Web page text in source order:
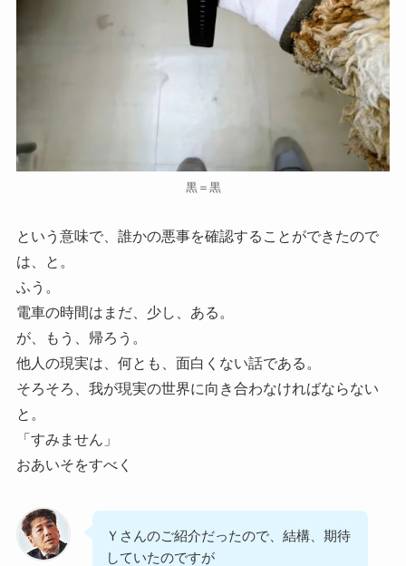
黒＝黒
という意味で、誰かの悪事を確認することができたので
は、と。
ふう。
電車の時間はまだ、少し、ある。
が、もう、帰ろう。
他人の現実は、何とも、面白くない話である。
そろそろ、我が現実の世界に向き合わなければならない
と。
「すみません」
おあいそをすべく
Ｙさんのご紹介だったので、結構、期待
していたのですが